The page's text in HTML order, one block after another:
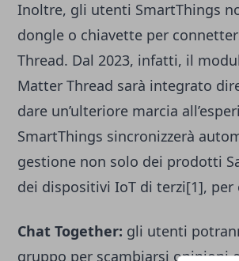
Inoltre, gli utenti SmartThings
dongle o chiavette per
Thread. Dal 2023, infatti, il
Matter Thread sarà integrato
dare un’ulteriore marcia
SmartThings sincronizzerà
gestione non solo dei prodotti
dei dispositivi IoT di terzi[1],
Chat Together: gli utenti
gruppo per scambiarsi opinioni